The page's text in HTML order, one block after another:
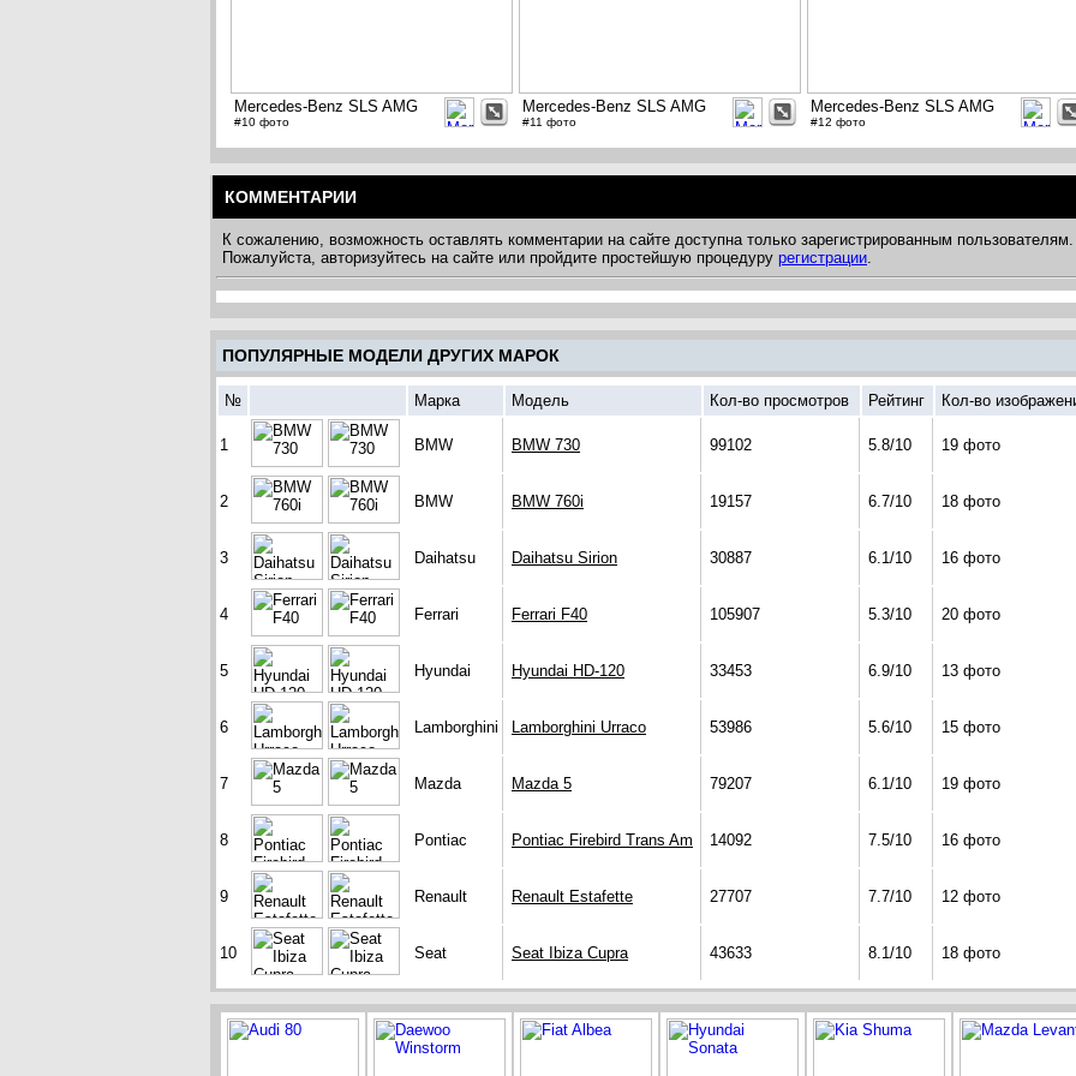
Mercedes-Benz SLS AMG
#10 фото
Mercedes-Benz SLS AMG
#11 фото
Mercedes-Benz SLS AMG
#12 фото
КОММЕНТАРИИ
К сожалению, возможность оставлять комментарии на сайте доступна только зарегистрированным пользователям.
Пожалуйста, авторизуйтесь на сайте или пройдите простейшую процедуру регистрации.
ПОПУЛЯРНЫЕ МОДЕЛИ ДРУГИХ МАРОК
№ Марка Модель Кол-во просмотров Рейтинг Кол-во
1 BMW BMW 730 99102 5.8/10 19 фото
2 BMW BMW 760i 19157 6.7/10 18 фото
3 Daihatsu Daihatsu Sirion 30887 6.1/10 16 фото
4 Ferrari Ferrari F40 105907 5.3/10 20 фото
5 Hyundai Hyundai HD-120 33453 6.9/10 13 фото
6 Lamborghini Lamborghini Urraco 53986 5.6/10 15 фото
7 Mazda Mazda 5 79207 6.1/10 19 фото
8 Pontiac Pontiac Firebird Trans Am 14092 7.5/10 16 фото
9 Renault Renault Estafette 27707 7.7/10 12 фото
10 Seat Seat Ibiza Cupra 43633 8.1/10 18 фото